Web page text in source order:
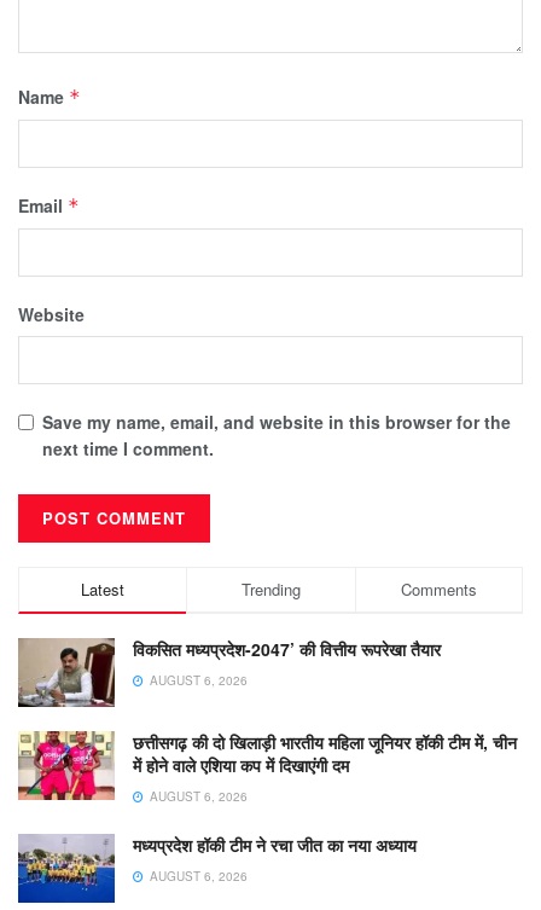
Name *
Email *
Website
Save my name, email, and website in this browser for the
next time I comment.
Latest Trending Comments
विकसित मध्यप्रदेश-2047’ की वित्तीय रूपरेखा तैयार
AUGUST 6, 2026
छत्तीसगढ़ की दो खिलाड़ी भारतीय महिला जूनियर हॉकी टीम में, चीन
में होने वाले एशिया कप में दिखाएंगी दम
AUGUST 6, 2026
मध्यप्रदेश हॉकी टीम ने रचा जीत का नया अध्याय
AUGUST 6, 2026